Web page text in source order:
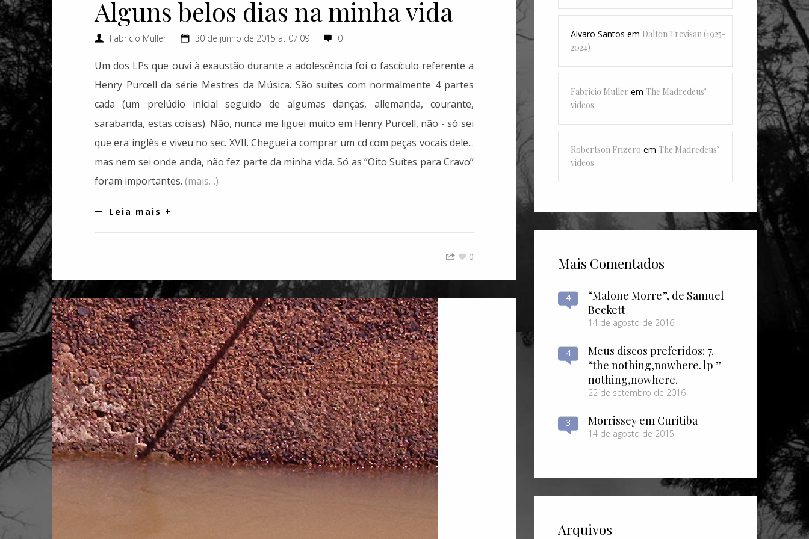
Alguns belos dias na minha vida
Fabricio Muller 30 de junho de 2015 at 07:09 0
Um dos LPs que ouvi à exaustão durante a adolescência foi o fascículo referente a
Henry Purcell da série Mestres da Música. São suítes com normalmente 4 partes
cada (um prelúdio inicial seguido de algumas danças, allemanda, courante,
sarabanda, estas coisas). Não, nunca me liguei muito em Henry Purcell, não - só sei
que era inglês e viveu no sec. XVII. Cheguei a comprar um cd com peças vocais dele...
mas nem sei onde anda, não fez parte da minha vida. Só as “Oito Suítes para Cravo”
foram importantes. (mais…)
Leia mais +
0
Alvaro Santos em Dalton Trevisan (1925-
2024)
Fabricio Muller em The Madredeus’
videos
Robertson Frizero em The Madredeus’
videos
Mais Comentados
4
“Malone Morre”, de Samuel
Beckett
14 de agosto de 2016
4
Meus discos preferidos: 7.
“the nothing​,​nowhere. lp ” –
nothing​,​nowhere.
22 de setembro de 2016
3 Morrissey em Curitiba
14 de agosto de 2015
Arquivos